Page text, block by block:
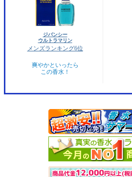
ジバンシー
ウルトラマリン
メンズランキング6位
爽やかといったら
この香水！